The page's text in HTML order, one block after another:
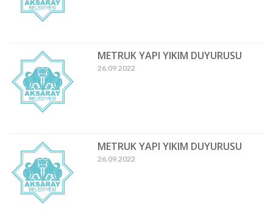
METRUK YAPI YIKIM DUYURUSU
26.09.2022
METRUK YAPI YIKIM DUYURUSU
26.09.2022